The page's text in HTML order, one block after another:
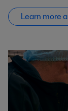
Learn more